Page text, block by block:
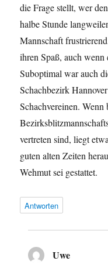
die Frage stellt, wer
halbe Stunde
Mannschaft
ihren Spaß, auch
Suboptimal war auch
Schachbezirk
Schachvereinen. Wenn
vertreten sind, liegt
guten alten Zeiten
Wehmut sei gestattet.
Antworten
Uwe